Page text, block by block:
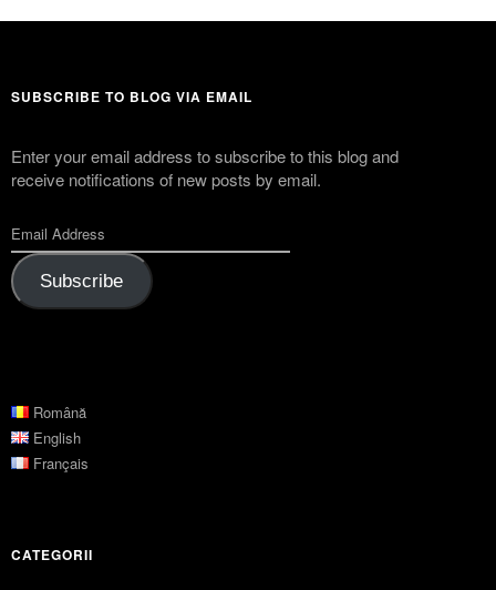
SUBSCRIBE TO BLOG VIA EMAIL
Enter your email address to subscribe to this blog and
receive notifications of new posts by email.
Subscribe
Română
English
Français
CATEGORII